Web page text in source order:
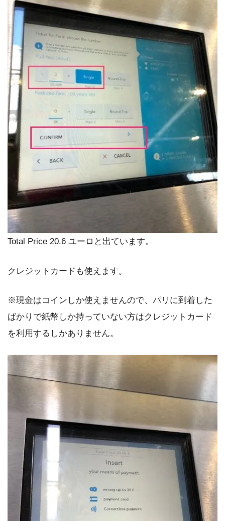
Total Price 20.6 ユーロと出ています。
クレジットカードも使えます。
※現金はコインしか使えませんので、パリに到着した
ばかりで紙幣しか持っていない方はクレジットカード
を利用するしかありません。